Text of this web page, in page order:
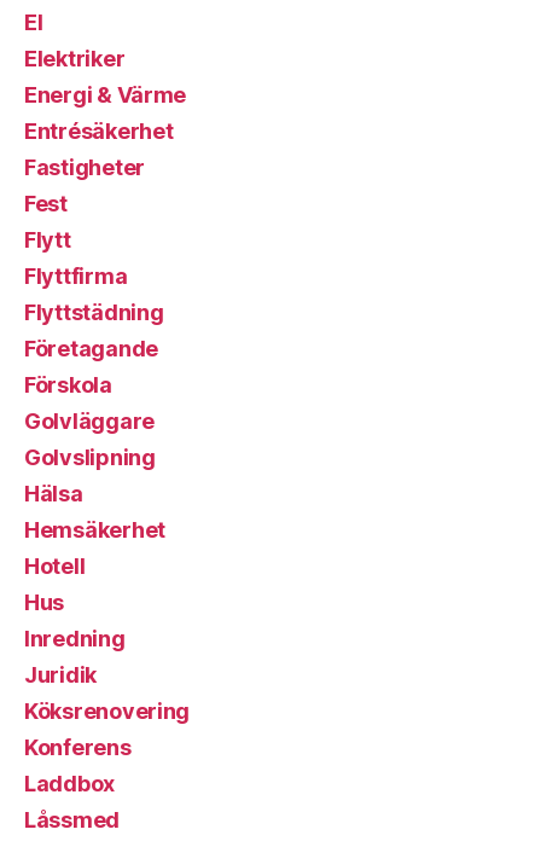
El
Elektriker
Energi & Värme
Entrésäkerhet
Fastigheter
Fest
Flytt
Flyttfirma
Flyttstädning
Företagande
Förskola
Golvläggare
Golvslipning
Hälsa
Hemsäkerhet
Hotell
Hus
Inredning
Juridik
Köksrenovering
Konferens
Laddbox
Låssmed